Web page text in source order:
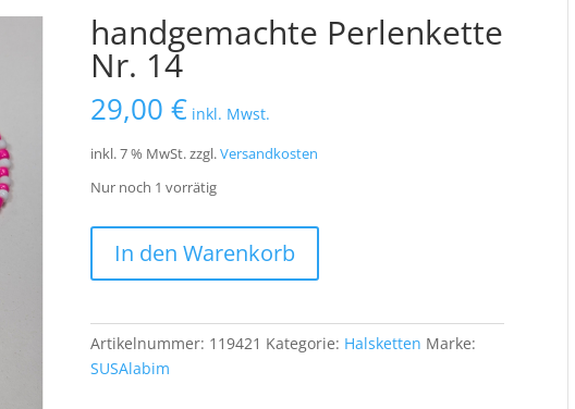
handgemachte Perlenkette
Nr. 14
29,00€ inkl. Mwst.
inkl. 7 % MwSt.zzgl.Versandkosten
Nur noch 1 vorrätig
Perlenkette
Nr.
Menge
In den Warenkorb
Artikelnummer: 119421 Kategorie: Halsketten Marke:
SUSAlabim